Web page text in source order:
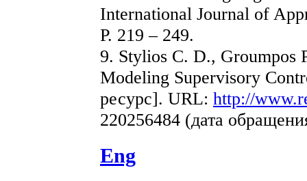
International Journal of
P. 219 – 249.
9. Stylios C. D., Groumpos
Modeling Supervisory
ресурс]. URL: http://
220256484 (дата
Eng